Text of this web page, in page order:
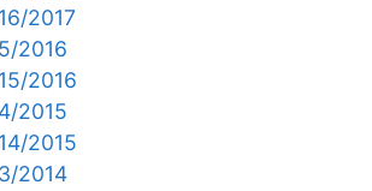
2017
2016
2016
2015
2015
2014